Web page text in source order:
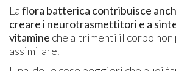
Laflora batterica contribuisce
creare i neurotrasmettitori e a
vitamine che altrimenti il corpo
assimilare.